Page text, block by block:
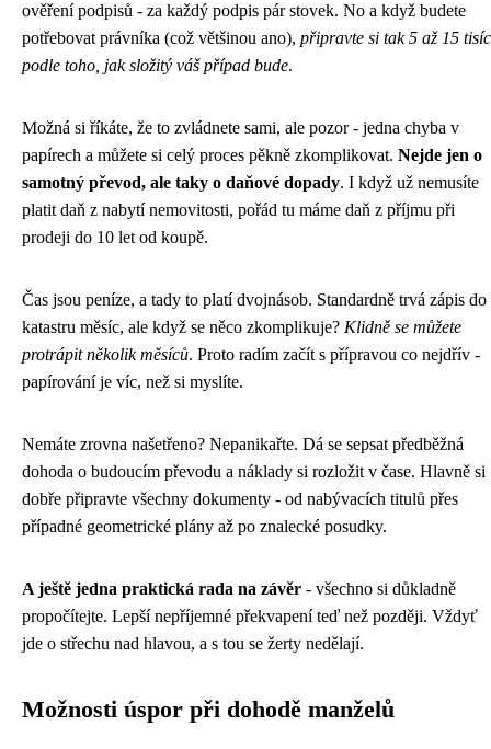
ověření podpisů - za každý podpis pár stovek. No a když budete
potřebovat právníka (což většinou ano), připravte si tak 5 až 15 tisíc
podle toho, jak složitý váš případ bude.
Možná si říkáte, že to zvládnete sami, ale pozor - jedna chyba v
papírech a můžete si celý proces pěkně zkomplikovat. Nejde jen o
samotný převod, ale taky o daňové dopady. I když už nemusíte
platit daň z nabytí nemovitosti, pořád tu máme daň z příjmu při
prodeji do 10 let od koupě.
Čas jsou peníze, a tady to platí dvojnásob. Standardně trvá zápis do
katastru měsíc, ale když se něco zkomplikuje? Klidně se můžete
protrápit několik měsíců. Proto radím začít s přípravou co nejdřív -
papírování je víc, než si myslíte.
Nemáte zrovna našetřeno? Nepanikařte. Dá se sepsat předběžná
dohoda o budoucím převodu a náklady si rozložit v čase. Hlavně si
dobře připravte všechny dokumenty - od nabývacích titulů přes
případné geometrické plány až po znalecké posudky.
A ještě jedna praktická rada na závěr - všechno si důkladně
propočítejte. Lepší nepříjemné překvapení teď než později. Vždyť
jde o střechu nad hlavou, a s tou se žerty nedělají.
Možnosti úspor při dohodě manželů